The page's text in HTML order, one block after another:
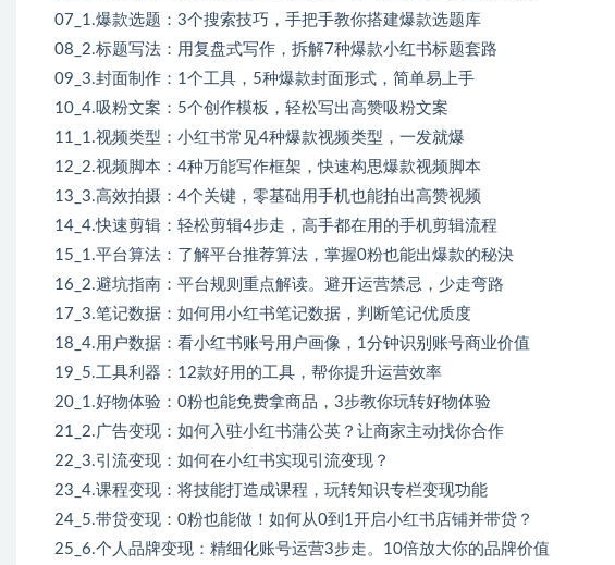
07_1.爆款选题：3个搜索技巧，手把手教你搭建爆款选题库
08_2.标题写法：用复盘式写作，拆解7种爆款小红书标题套路
09_3.封面制作：1个工具，5种爆款封面形式，简单易上手
10_4.吸粉文案：5个创作模板，轻松写出高赞吸粉文案
11_1.视频类型：小红书常见4种爆款视频类型，一发就爆
12_2.视频脚本：4种万能写作框架，快速构思爆款视频脚本
13_3.高效拍摄：4个关键，零基础用手机也能拍出高赞视频
14_4.快速剪辑：轻松剪辑4步走，高手都在用的手机剪辑流程
15_1.平台算法：了解平台推荐算法，掌握0粉也能出爆款的秘決
16_2.避坑指南：平台规则重点解读。避开运营禁忌，少走弯路
17_3.笔记数据：如何用小红书笔记数据，判断笔记优质度
18_4.用户数据：看小红书账号用户画像，1分钟识别账号商业价值
19_5.工具利器：12款好用的工具，帮你提升运营效率
20_1.好物体验：0粉也能免费拿商品，3步教你玩转好物体验
21_2.广告变现：如何入驻小红书蒲公英？让商家主动找你合作
22_3.引流变现：如何在小红书实现引流变现？
23_4.课程变现：将技能打造成课程，玩转知识专栏变现功能
24_5.带贷变现：0粉也能做！如何从0到1开启小红书店铺并带贷？
25_6.个人品牌变现：精细化账号运营3步走。10倍放大你的品牌价值